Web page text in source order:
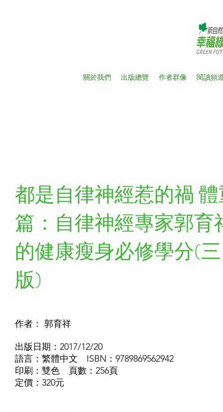
關於我們 出版總覽 作者群像 閱讀頻
都是自律神經惹的禍
篇：自律神經專家郭育
的健康瘦身必修學分(三
版)
作者： 郭育祥
出版日期：2017/12/20
語言：繁體中文 ISBN：9789869562942
印刷：雙色 頁數：256頁
定價：320元